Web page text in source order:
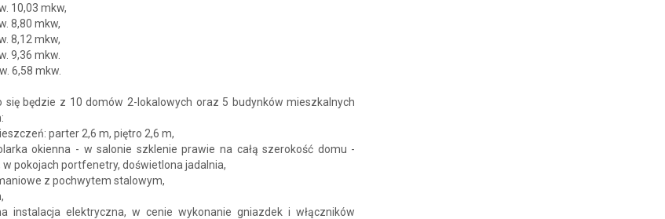
10,03 mkw,
8,80 mkw,
8,12 mkw,
9,36 mkw.
6,58 mkw.
się będzie z 10 domów 2-lokalowych oraz 5 budynków mieszkalnych
parter 2,6 m, piętro 2,6 m,
okienna - w salonie szklenie prawie na całą szerokość domu -
w pokojach portfenetry, doświetlona jadalnia,
z pochwytem stalowym,
instalacja elektryczna, w cenie wykonanie gniazdek i włączników